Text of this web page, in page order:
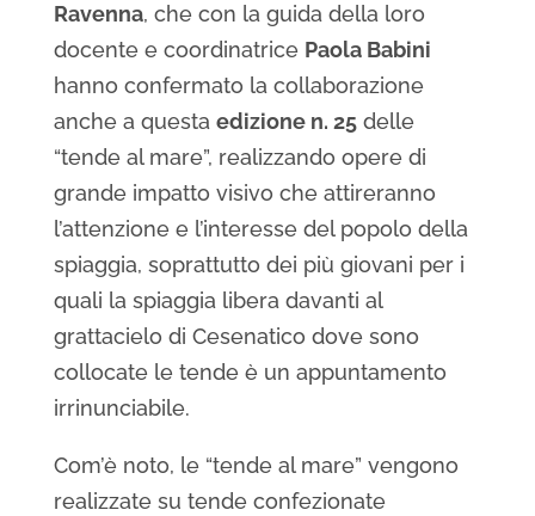
Ravenna, che con la guida della loro
docente e coordinatrice Paola Babini
hanno confermato la collaborazione
anche a questa edizione n. 25delle
“tende al mare”, realizzando opere di
grande impatto visivo che attireranno
l’attenzione e l’interesse del popolo della
spiaggia, soprattutto dei più giovani per i
quali la spiaggia libera davanti al
grattacielo di Cesenatico dove sono
collocate le tende è un appuntamento
irrinunciabile.
Com’è noto, le “tende al mare” vengono
realizzate su tende confezionate